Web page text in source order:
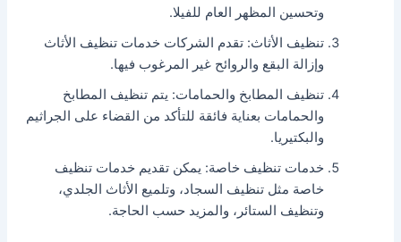
وتحسين المظهر العام للفيلا.
تنظيف الأثاث: تقدم الشركات خدمات تنظيف الأثاث
وإزالة البقع والروائح غير المرغوب فيها.
تنظيف المطابخ والحمامات: يتم تنظيف المطابخ
والحمامات بعناية فائقة للتأكد من القضاء على الجراثيم
والبكتيريا.
خدمات تنظيف خاصة: يمكن تقديم خدمات تنظيف
خاصة مثل تنظيف السجاد، وتلميع الأثاث الجلدي،
وتنظيف الستائر، والمزيد حسب الحاجة.